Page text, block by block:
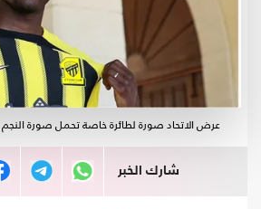
عرض الاتحاد صورة لطائرة خاصة تحمل صورة
شارك الخبر